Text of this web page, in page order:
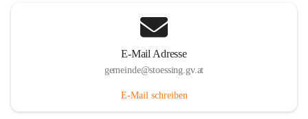
E-Mail Adresse
gemeinde@stoessing.gv.at
E-Mail schreiben